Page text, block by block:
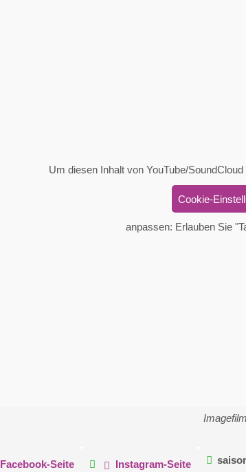
Um diesen Inhalt von YouTube/
Cookie-
anpassen: Erlauben Sie
Imagefilm
Facebook-Seite Instagram-Seite